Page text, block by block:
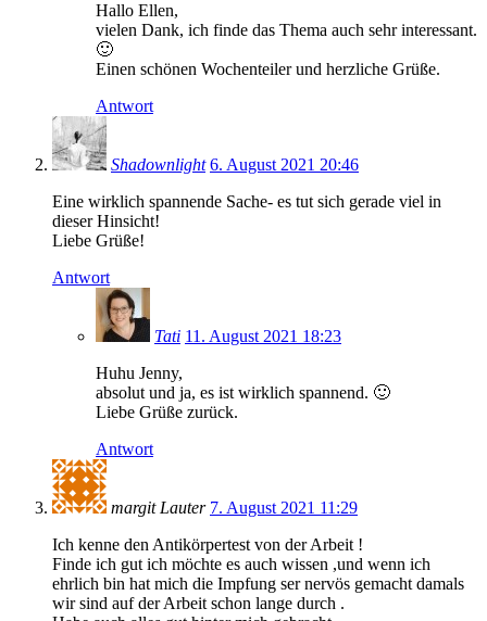
Hallo Ellen,
vielen Dank, ich finde das Thema auch sehr interessant.
🙂
Einen schönen Wochenteiler und herzliche Grüße.
Antwort
Shadownlight 6. August 2021 20:46
Eine wirklich spannende Sache- es tut sich gerade viel in
dieser Hinsicht!
Liebe Grüße!
Antwort
Tati 11. August 2021 18:23
Huhu Jenny,
absolut und ja, es ist wirklich spannend. 🙂
Liebe Grüße zurück.
Antwort
margit Lauter 7. August 2021 11:29
Ich kenne den Antikörpertest von der Arbeit !
Finde ich gut ich möchte es auch wissen ,und wenn ich
ehrlich bin hat mich die Impfung ser nervös gemacht damals
wir sind auf der Arbeit schon lange durch .